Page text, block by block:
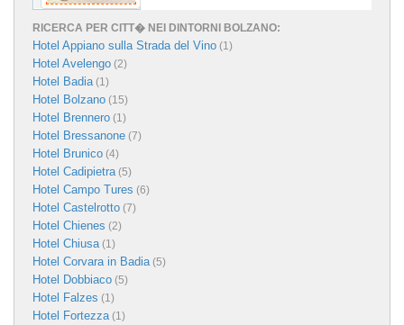
RICERCA PER CITT� NEI DINTORNI BOLZANO:
Hotel Appiano sulla Strada del Vino (1)
Hotel Avelengo (2)
Hotel Badia(1)
Hotel Bolzano (15)
Hotel Brennero (1)
Hotel Bressanone (7)
Hotel Brunico (4)
Hotel Cadipietra(5)
Hotel Campo Tures (6)
Hotel Castelrotto (7)
Hotel Chienes (2)
Hotel Chiusa(1)
Hotel Corvara in Badia(5)
Hotel Dobbiaco (5)
Hotel Falzes (1)
Hotel Fortezza(1)